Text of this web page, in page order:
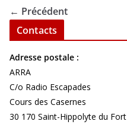
← Précédent
Contacts
Adresse postale :
ARRA
C/o Radio Escapades
Cours des Casernes
30 170 Saint-Hippolyte du Fort